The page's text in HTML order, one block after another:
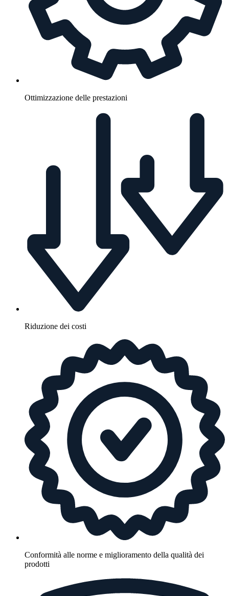
Ottimizzazione delle prestazioni
Riduzione dei costi
Conformità alle norme e miglioramento della qualità dei
prodotti